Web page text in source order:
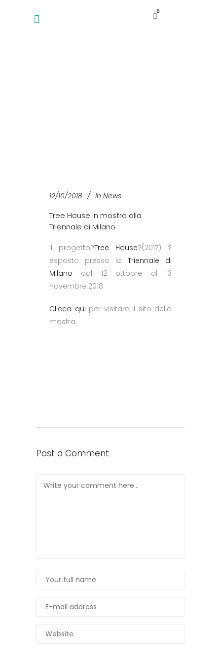
0
12/10/2018 In News
Tree House in mostra alla
Triennale di Milano
Il progetto?Tree House?(2017) ?
esposto presso la Triennale di
Milano dal 12 ottobre al 13
novembre 2018.
Clicca qui per visitare il sito della
mostra.
Post a Comment